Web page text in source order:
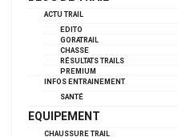
ACTU TRAIL
EDITO
GORATRAIL
CHASSE
RÉSULTATS TRAILS
PREMIUM
INFOS ENTRAINEMENT
SANTÉ
EQUIPEMENT
CHAUSSURE TRAIL